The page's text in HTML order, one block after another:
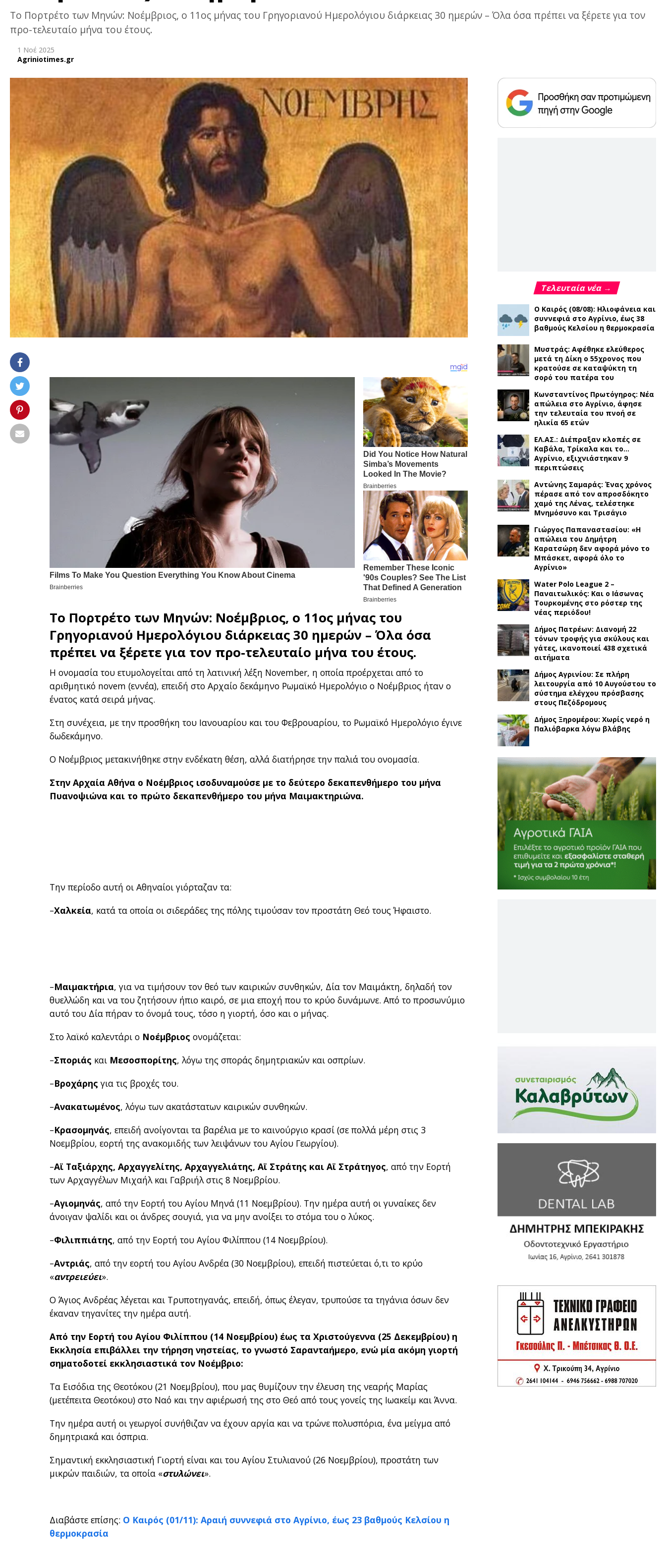
Το Πορτρέτο των Μηνών: Νοέμβριος, ο 11ος μήνας του Γρηγοριανού Ημερολόγιου διάρκειας 30 ημερών – Όλα όσα πρέπει να ξέρετε για τον
προ-τελευταίο μήνα του έτους.
1 Νοέ 2025
Agriniotimes.gr
Το Πορτρέτο των Μηνών: Νοέμβριος, ο 11ος μήνας του
Γρηγοριανού Ημερολόγιου διάρκειας 30 ημερών – Όλα όσα
πρέπει να ξέρετε για τον προ-τελευταίο μήνα του έτους.
Η ονομασία του ετυμολογείται από τη λατινική λέξη November, η οποία προέρχεται από το
αριθμητικό novem (εννέα), επειδή στο Αρχαίο δεκάμηνο Ρωμαϊκό Ημερολόγιο ο Νοέμβριος ήταν ο
ένατος κατά σειρά μήνας.
Στη συνέχεια, με την προσθήκη του Ιανουαρίου και του Φεβρουαρίου, το Ρωμαϊκό Ημερολόγιο έγινε
δωδεκάμηνο.
Ο Νοέμβριος μετακινήθηκε στην ενδέκατη θέση, αλλά διατήρησε την παλιά του ονομασία.
Στην Αρχαία Αθήνα ο Νοέμβριος ισοδυναμούσε με το δεύτερο δεκαπενθήμερο του μήνα
Πυανοψιώνα και το πρώτο δεκαπενθήμερο του μήνα Μαιμακτηριώνα.
Την περίοδο αυτή οι Αθηναίοι γιόρταζαν τα:
–Χαλκεία, κατά τα οποία οι σιδεράδες της πόλης τιμούσαν τον προστάτη Θεό τους Ήφαιστο.
–Μαιμακτήρια, για να τιμήσουν τον θεό των καιρικών συνθηκών, Δία τον Μαιμάκτη, δηλαδή τον
θυελλώδη και να του ζητήσουν ήπιο καιρό, σε μια εποχή που το κρύο δυνάμωνε. Από το προσωνύμιο
αυτό του Δία πήραν το όνομά τους, τόσο η γιορτή, όσο και ο μήνας.
Στο λαϊκό καλεντάρι ο Νοέμβριος ονομάζεται:
–Σποριάς και Μεσοσπορίτης, λόγω της σποράς δημητριακών και οσπρίων.
–Βροχάρης για τις βροχές του.
–Ανακατωμένος, λόγω των ακατάστατων καιρικών συνθηκών.
–Κρασομηνάς, επειδή ανοίγονται τα βαρέλια με το καινούργιο κρασί (σε πολλά μέρη στις 3
Νοεμβρίου, εορτή της ανακομιδής των λειψάνων του Αγίου Γεωργίου).
–Αϊ Ταξιάρχης, Αρχαγγελίτης, Αρχαγγελιάτης, Αϊ Στράτης και Αϊ Στράτηγος, από την Εορτή
των Αρχαγγέλων Μιχαήλ και Γαβριήλ στις 8 Νοεμβρίου.
–Αγιομηνάς, από την Εορτή του Αγίου Μηνά (11 Νοεμβρίου). Την ημέρα αυτή οι γυναίκες δεν
άνοιγαν ψαλίδι και οι άνδρες σουγιά, για να μην ανοίξει το στόμα του ο λύκος.
–Φιλιππιάτης, από την Εορτή του Αγίου Φιλίππου (14 Νοεμβρίου).
–Αντριάς, από την εορτή του Αγίου Ανδρέα (30 Νοεμβρίου), επειδή πιστεύεται ό,τι το κρύο
«αντρειεύει».
Ο Άγιος Ανδρέας λέγεται και Τρυποτηγανάς, επειδή, όπως έλεγαν, τρυπούσε τα τηγάνια όσων δεν
έκαναν τηγανίτες την ημέρα αυτή.
Από την Εορτή του Αγίου Φιλίππου (14 Νοεμβρίου) έως τα Χριστούγεννα (25 Δεκεμβρίου) η
Εκκλησία επιβάλλει την τήρηση νηστείας, το γνωστό Σαρανταήμερο, ενώ μία ακόμη γιορτή
σηματοδοτεί εκκλησιαστικά τον Νοέμβριο:
Τα Εισόδια της Θεοτόκου (21 Νοεμβρίου), που μας θυμίζουν την έλευση της νεαρής Μαρίας
(μετέπειτα Θεοτόκου) στο Ναό και την αφιέρωσή της στο Θεό από τους γονείς της Ιωακείμ και Άννα.
Την ημέρα αυτή οι γεωργοί συνήθιζαν να έχουν αργία και να τρώνε πολυσπόρια, ένα μείγμα από
δημητριακά και όσπρια.
Σημαντική εκκλησιαστική Γιορτή είναι και του Αγίου Στυλιανού (26 Νοεμβρίου), προστάτη των
μικρών παιδιών, τα οποία «στυλώνει».
Διαβάστε επίσης: Ο Καιρός (01/11): Αραιή συννεφιά στο Αγρίνιο, έως 23 βαθμούς Κελσίου η
θερμοκρασία
Τελευταία νέα →
Ο Καιρός (08/08): Ηλιοφάνεια και
συννεφιά στο Αγρίνιο, έως 38
βαθμούς Κελσίου η θερμοκρασία
Μυστράς: Αφέθηκε ελεύθερος
μετά τη Δίκη ο 55χρονος που
κρατούσε σε καταψύκτη τη
σορό του πατέρα του
Κωνσταντίνος Πρωτόγηρος: Νέα
απώλεια στο Αγρίνιο, άφησε
την τελευταία του πνοή σε
ηλικία 65 ετών
ΕΛ.ΑΣ.: Διέπραξαν κλοπές σε
Καβάλα, Τρίκαλα και το…
Αγρίνιο, εξιχνιάστηκαν 9
περιπτώσεις
Αντώνης Σαμαράς: Ένας χρόνος
πέρασε από τον απροσδόκητο
χαμό της Λένας, τελέστηκε
Μνημόσυνο και Τρισάγιο
Γιώργος Παπαναστασίου: «Η
απώλεια του Δημήτρη
Καρατσώρη δεν αφορά μόνο το
Μπάσκετ, αφορά όλο το
Αγρίνιο»
Water Polo League 2 –
Παναιτωλικός: Και ο Ιάσωνας
Τουρκομένης στο ρόστερ της
νέας περιόδου!
Δήμος Πατρέων: Διανομή 22
τόνων τροφής για σκύλους και
γάτες, ικανοποιεί 438 σχετικά
αιτήματα
Δήμος Αγρινίου: Σε πλήρη
λειτουργία από 10 Αυγούστου το
σύστημα ελέγχου πρόσβασης
στους Πεζόδρομους
Δήμος Ξηρομέρου: Χωρίς νερό η
Παλιόβαρκα λόγω βλάβης